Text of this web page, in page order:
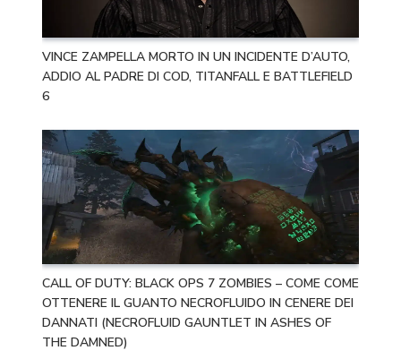
VINCE ZAMPELLA MORTO IN UN INCIDENTE D’AUTO,
ADDIO AL PADRE DI COD, TITANFALL E BATTLEFIELD
6
CALL OF DUTY: BLACK OPS 7 ZOMBIES – COME COME
OTTENERE IL GUANTO NECROFLUIDO IN CENERE DEI
DANNATI (NECROFLUID GAUNTLET IN ASHES OF
THE DAMNED)